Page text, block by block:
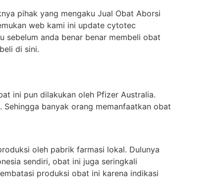
pihak yang mengaku Jual Obat Aborsi
web kami ini update cytotec
sebelum anda benar benar membeli obat
di sini.
ini pun dilakukan oleh Pfizer Australia.
banyak orang memanfaatkan obat
oleh pabrik farmasi lokal. Dulunya
sendiri, obat ini juga seringkali
produksi obat ini karena indikasi